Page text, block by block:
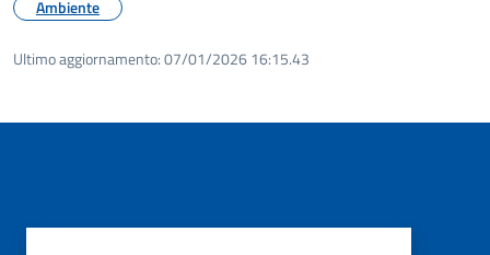
Ambiente
Ultimo aggiornamento:07/01/2026 16:15.43